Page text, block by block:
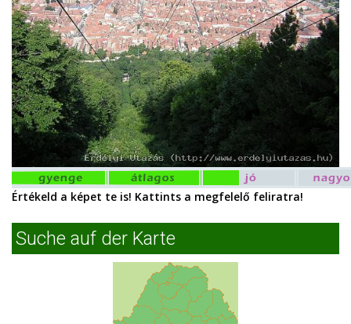
Értékeld a képet te is! Kattints a megfelelő feliratra!
Suche auf der Karte